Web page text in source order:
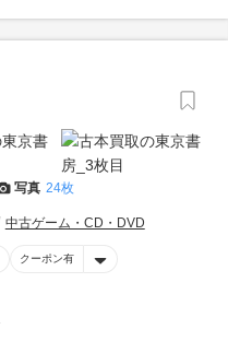
写真 24枚
中古ゲーム・CD・DVD
クーポン有